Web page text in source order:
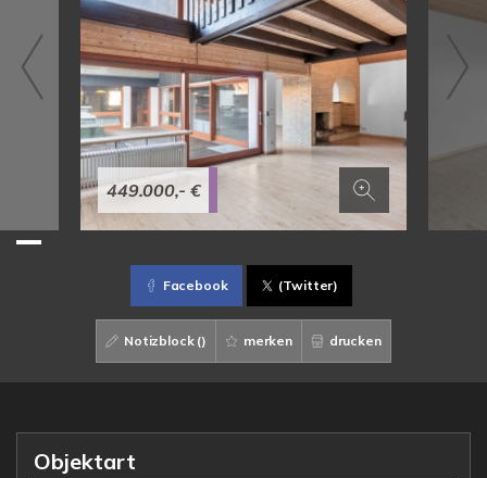
449.000,- €
Facebook (Twitter)
Notizblock () merken drucken
Objektart